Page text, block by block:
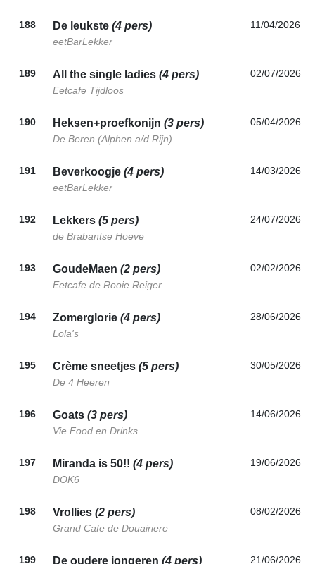
188 De leukste (4 pers)
eetBarLekker
11/04/2026
189 All the single ladies (4 pers)
Eetcafe Tijdloos
02/07/2026
190 Heksen+proefkonijn (3 pers)
De Beren (Alphen a/d Rijn)
05/04/2026
191 Beverkoogje (4 pers)
eetBarLekker
14/03/2026
192 Lekkers (5 pers)
de Brabantse Hoeve
24/07/2026
193 GoudeMaen (2 pers)
Eetcafe de Rooie Reiger
02/02/2026
194 Zomerglorie (4 pers)
Lola's
28/06/2026
195 Crème sneetjes (5 pers)
De 4 Heeren
30/05/2026
196 Goats (3 pers)
Vie Food en Drinks
14/06/2026
197 Miranda is 50!! (4 pers)
DOK6
19/06/2026
198 Vrollies (2 pers)
Grand Cafe de Douairiere
08/02/2026
199 De oudere jongeren (4 pers) 21/06/2026